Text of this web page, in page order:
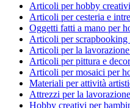
Articoli per hobby creativi
Articoli per cesteria e
Oggetti fatti a mano per
Articoli per scrapbooking
Articoli per la
Articoli per pittura e
Articoli per mosaici per
Materiali per attività
Attrezzi per la
Hobby creativi per